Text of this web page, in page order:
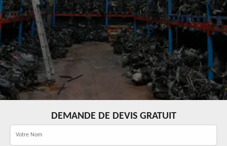
DEMANDE DE DEVIS GRATUIT